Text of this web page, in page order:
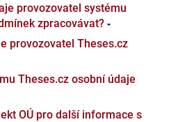
provozovatel systému
zpracovávat?
provozovatel Theses.cz
Theses.cz osobní údaje
OÚ pro další informace s